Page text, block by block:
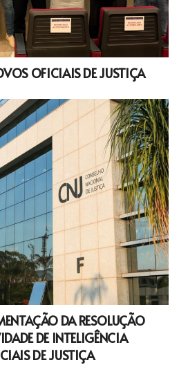
OFICIAIS DE JUSTIÇA
DA RESOLUÇÃO
DE INTELIGÊNCIA
DE JUSTIÇA